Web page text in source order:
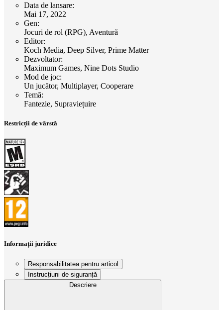
Data de lansare:
Mai 17, 2022
Gen:
Jocuri de rol (RPG), Aventură
Editor:
Koch Media, Deep Silver, Prime Matter
Dezvoltator:
Maximum Games, Nine Dots Studio
Mod de joc:
Un jucător, Multiplayer, Cooperare
Temă:
Fantezie, Supraviețuire
Restricții de vârstă
Informații juridice
Responsabilitatea pentru articol
Instrucțiuni de siguranță
Descriere